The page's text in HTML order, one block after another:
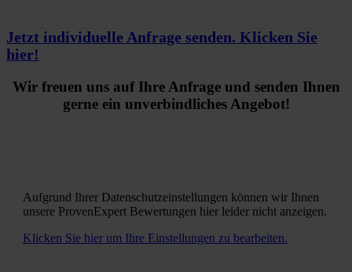
Jetzt individuelle Anfrage senden. Klicken Sie
hier!
Wir freuen uns auf Ihre Anfrage und senden Ihnen
gerne ein unverbindliches Angebot!
Aufgrund Ihrer Datenschutzeinstellungen können wir Ihnen
unsere ProvenExpert Bewertungen hier leider nicht anzeigen.
Klicken Sie hier um Ihre Einstellungen zu bearbeiten.